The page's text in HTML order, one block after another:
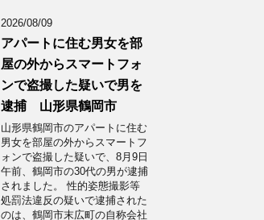
2026/08/09
アパートに住む男女を部
屋の外からスマートフォ
ンで盗撮した疑いで男を
逮捕 山形県鶴岡市
山形県鶴岡市のアパートに住む
男女を部屋の外からスマートフ
ォンで盗撮した疑いで、8月9日
午前、鶴岡市の30代の男が逮捕
されました。 性的姿態撮影等
処罰法違反の疑いで逮捕された
のは、鶴岡市末広町の自称会社